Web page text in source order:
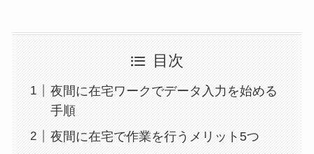
目次
夜間に在宅ワークでデータ入力を始める
手順
夜間に在宅で作業を行うメリット5つ